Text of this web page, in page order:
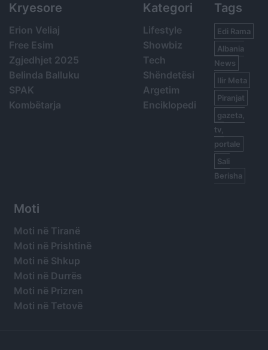
Kryesore
Erion Veliaj
Free Esim
Zgjedhjet 2025
Belinda Balluku
SPAK
Kombëtarja
Kategori
Lifestyle
Showbiz
Tech
Shëndetësi
Argetim
Enciklopedi
Tags
Edi Rama
Albania
News
Ilir Meta
Piranjat
gazeta,
tv,
portale
Sali
Berisha
Moti
Moti në Tiranë
Moti në Prishtinë
Moti në Shkup
Moti në Durrës
Moti në Prizren
Moti në Tetovë